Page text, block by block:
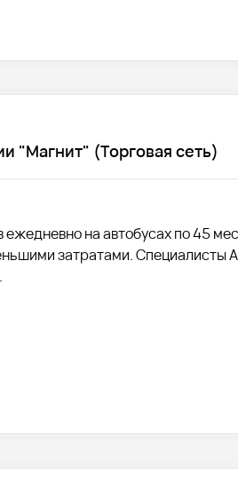
"Магнит" (Торговая сеть)
на автобусах по 45
затратами. Специалисты